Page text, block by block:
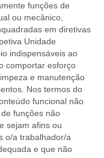
funções de
ou mecânico,
em diretivas
Unidade
indispensáveis ao
comportar esforço
e manutenção
Nos termos do
funcional não
funções não
sejam afins ou
o/a trabalhador/a
e que não